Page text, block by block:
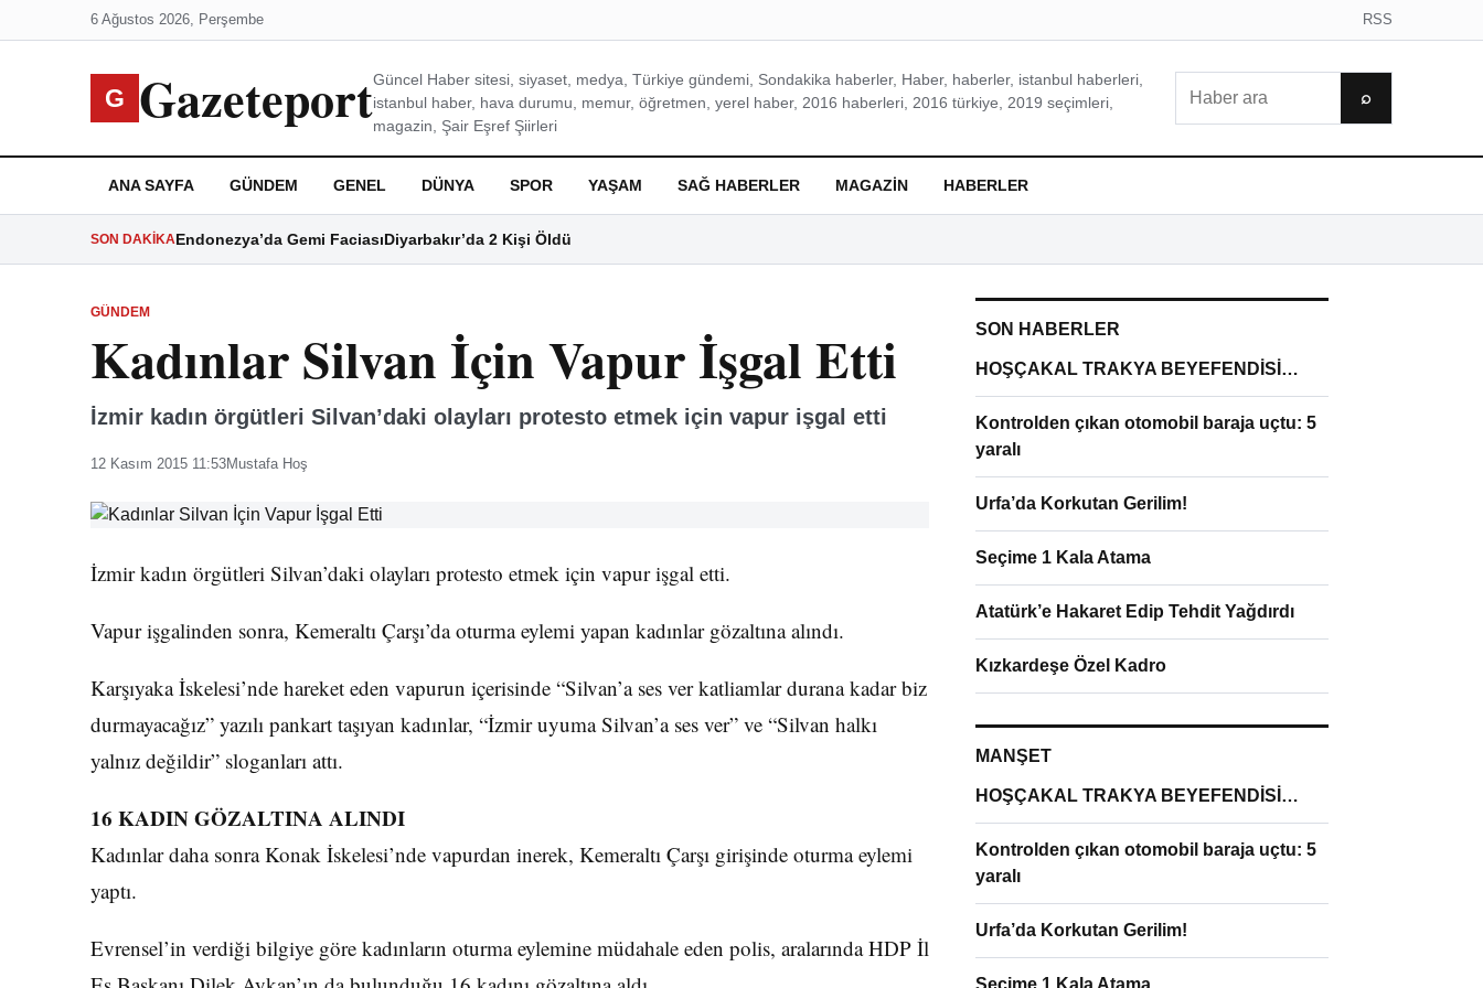
6 Ağustos 2026, Perşembe RSS
G GazeteportGüncel Haber sitesi, siyaset, medya, Türkiye gündemi, Sondakika haberler, Haber, haberler, istanbul haberleri,
istanbul haber, hava durumu, memur, öğretmen, yerel haber, 2016 haberleri, 2016 türkiye, 2019 seçimleri,
magazin, Şair Eşref Şiirleri
⌕
ANA SAYFA GÜNDEM GENEL DÜNYA SPOR YAŞAM SAĞ HABERLER MAGAZIN HABERLER
SON DAKIKAEndonezya’da Gemi FaciasıDiyarbakır’da 2 Kişi Öldü
GÜNDEM
Kadınlar Silvan İçin Vapur İşgal Etti
İzmir kadın örgütleri Silvan’daki olayları protesto etmek için vapur işgal etti
12 Kasım 2015 11:53Mustafa Hoş
İzmir kadın örgütleri Silvan’daki olayları protesto etmek için vapur işgal etti.
Vapur işgalinden sonra, Kemeraltı Çarşı’da oturma eylemi yapan kadınlar gözaltına alındı.
Karşıyaka İskelesi’nde hareket eden vapurun içerisinde “Silvan’a ses ver katliamlar durana kadar biz
durmayacağız” yazılı pankart taşıyan kadınlar, “İzmir uyuma Silvan’a ses ver” ve “Silvan halkı
yalnız değildir” sloganları attı.
16 KADIN GÖZALTINA ALINDI
Kadınlar daha sonra Konak İskelesi’nde vapurdan inerek, Kemeraltı Çarşı girişinde oturma eylemi
yaptı.
Evrensel’in verdiği bilgiye göre kadınların oturma eylemine müdahale eden polis, aralarında HDP İl
SON HABERLER
HOŞÇAKAL TRAKYA BEYEFENDİSİ…
Kontrolden çıkan otomobil baraja uçtu: 5
yaralı
Urfa’da Korkutan Gerilim!
Seçime 1 Kala Atama
Atatürk’e Hakaret Edip Tehdit Yağdırdı
Kızkardeşe Özel Kadro
MANŞET
HOŞÇAKAL TRAKYA BEYEFENDİSİ…
Kontrolden çıkan otomobil baraja uçtu: 5
yaralı
Urfa’da Korkutan Gerilim!
Seçime 1 Kala Atama